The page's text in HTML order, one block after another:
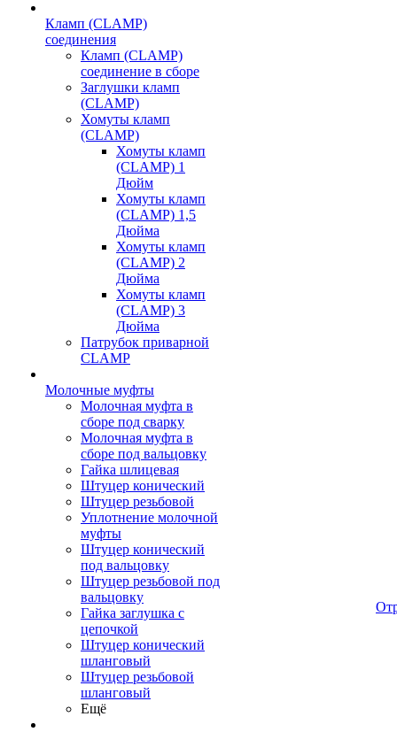
Кламп (CLAMP)
соединения
Кламп (CLAMP)
соединение в сборе
Заглушки кламп
(CLAMP)
Хомуты кламп
(CLAMP)
Хомуты кламп
(CLAMP) 1
Дюйм
Хомуты кламп
(CLAMP) 1,5
Дюйма
Хомуты кламп
(CLAMP) 2
Дюйма
Хомуты кламп
(CLAMP) 3
Дюйма
Патрубок приварной
CLAMP
Молочные муфты
Молочная муфта в
сборе под сварку
Молочная муфта в
сборе под вальцовку
Гайка шлицевая
Штуцер конический
Штуцер резьбовой
Уплотнение молочной
муфты
Штуцер конический
под вальцовку
Штуцер резьбовой под
вальцовку
Гайка заглушка с
цепочкой
Штуцер конический
шланговый
Штуцер резьбовой
шланговый
Ещё